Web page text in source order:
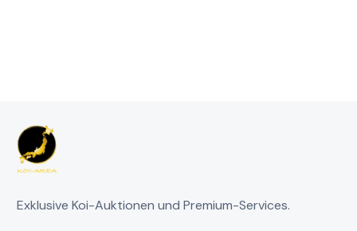
Exklusive Koi-Auktionen und Premium-Services.